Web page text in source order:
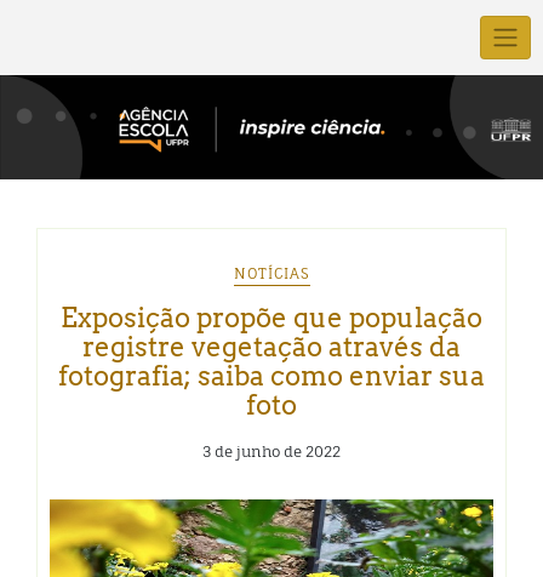
NOTÍCIAS
Exposição propõe que população
registre vegetação através da
fotografia; saiba como enviar sua
foto
3 de junho de 2022